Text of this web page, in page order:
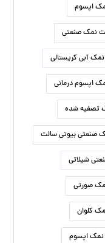
اپسوم
نمک صنعتی
نمک آبی کریستالی
اپسوم درمانی
تصفیه شده
صنعتی بیوتی سالت
شیلاتی
صورتی
کلوان
نمک اپسوم